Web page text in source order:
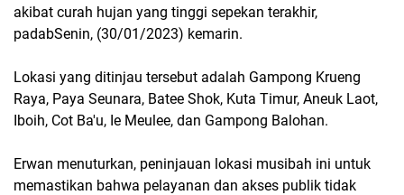
akibat curah hujan yang tinggi sepekan terakhir,
padabSenin, (30/01/2023) kemarin.
Lokasi yang ditinjau tersebut adalah Gampong Krueng
Raya, Paya Seunara, Batee Shok, Kuta Timur, Aneuk Laot,
Iboih, Cot Ba'u, Ie Meulee, dan Gampong Balohan.
Erwan menuturkan, peninjauan lokasi musibah ini untuk
memastikan bahwa pelayanan dan akses publik tidak